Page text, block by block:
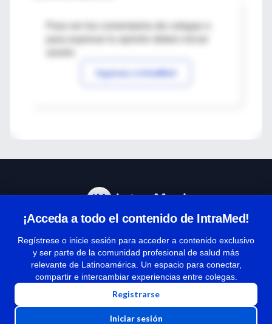
Para ver los comentarios de colegas o
Ingresar a IntraMed
¡Acceda a todo el contenido de IntraMed!
Regístrese o inicie sesión para acceder a contenido exclusivo
y ser parte de la comunidad profesional de salud más
relevante de Latinoamérica. Un espacio para conectar,
compartir e intercambiar experiencias entre colegas.
Registrarse
Iniciar sesión
Términos y condiciones
| Políticas de privacidad
| Todos los derechos reservados | Copyright 1997-2026